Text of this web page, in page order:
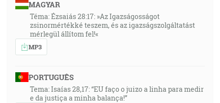
MAGYAR
Téma: Ézsaiás 28:17: »Az Igazságosságot
zsinormértékké teszem, és az igazságszolgáltatást
mérlegül állítom fel!«
MP3
PORTUGUÊS
Tema: Isaías 28,17: “EU faço o juizo a linha para medir
e da justiça a minha balança!”